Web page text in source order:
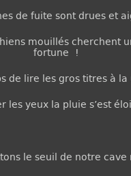
de fuite sont drues et
mouillés cherchent
fortune !
de lire les gros titres à la
les yeux la pluie s’est
le seuil de notre cave